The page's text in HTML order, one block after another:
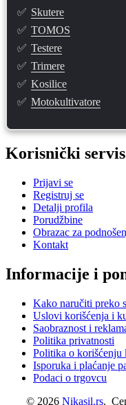
✅ Skutere
✅ TOMOS
✅ Testere
✅ Trimere
✅ Kosilice
✅ Motokultivatore
Korisnički servis
Prijavi se
Registruj se
Detalji profila
Porudžbine
Obrazac za
Kontakt
Informacije i
Kako naručiti preko
Uslovi korišćenja i
Saobraznost i
Politika privatnosti
Politika o korišćenju
Isporuka i plaćanje
Podaci o trgovcu
© 2026 Nikasil.rs.